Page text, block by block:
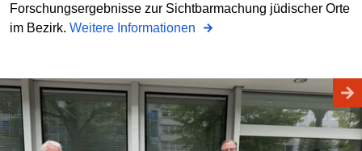
Forschungsergebnisse zur Sichtbarmachung jüdischer Orte
im Bezirk. Weitere Informationen